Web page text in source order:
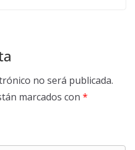
no será publicada.
marcados con *